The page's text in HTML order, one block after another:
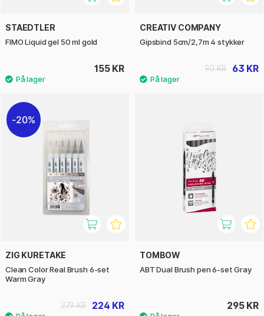
STAEDTLER
FIMO Liquid gel 50 ml gold
155 KR
CREATIV COMPANY
Gipsbind 5cm/2,7m 4 stykker
63 KR
90 KR
20%
ZIG KURETAKE
Clean Color Real Brush 6-set
Warm Gray
224 KR
279 KR
TOMBOW
ABT Dual Brush pen 6-set Gray
295 KR